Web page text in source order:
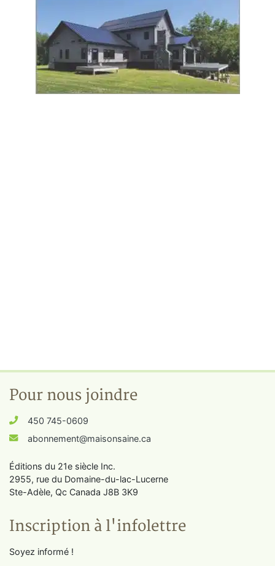
Pour nous joindre
450 745-0609
abonnement@maisonsaine.ca
Éditions du 21e siècle Inc.
2955, rue du Domaine-du-lac-Lucerne
Ste-Adèle, Qc Canada J8B 3K9
Inscription à l'infolettre
Soyez informé !